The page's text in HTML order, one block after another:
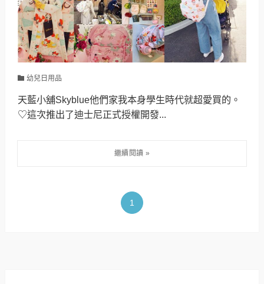
幼兒日用品
天藍小舖Skyblue他們家我本身學生時代就超愛買的。
♡這次推出了迪士尼正式授權開發...
1